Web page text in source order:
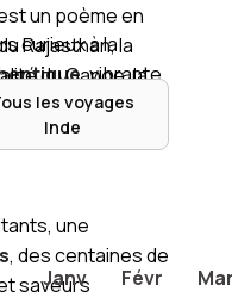
curieux à la
, vibrante
un poème en
Rajasthan, la
du Gange, la
Ici, chaque
rencontre une
une
, des centaines de
saveurs
les voyages
Inde
Janv Févr